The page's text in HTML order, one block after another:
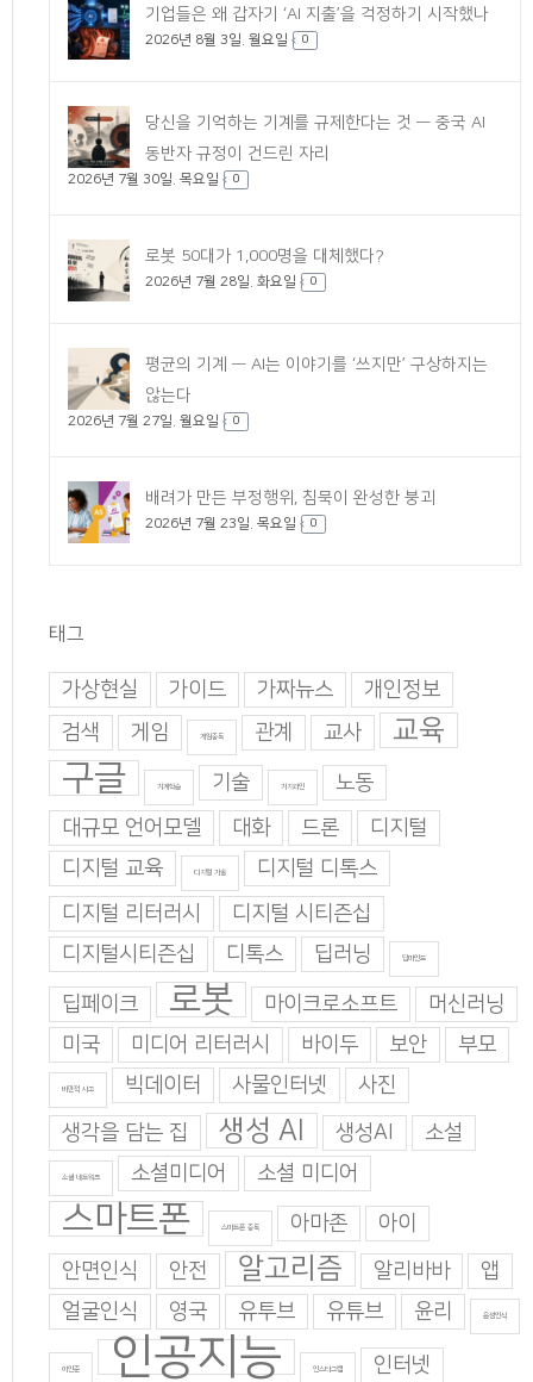
기업들은 왜 갑자기 ‘AI 지출’을 걱정하기 시작했나
2026년 8월 3일. 월요일 0
당신을 기억하는 기계를 규제한다는 것 — 중국 AI
동반자 규정이 건드린 자리
2026년 7월 30일. 목요일 0
로봇 50대가 1,000명을 대체했다?
2026년 7월 28일. 화요일 0
평균의 기계 — AI는 이야기를 ‘쓰지만’ 구상하지는
않는다
2026년 7월 27일. 월요일 0
배려가 만든 부정행위, 침묵이 완성한 붕괴
2026년 7월 23일. 목요일 0
태그
가상현실 가이드 가짜뉴스
개인정보
검색
게임 게임중독 관계 교사 교육
구글 기계학습 기술 기지과인
노동
대규모 언어모델
대화 드론
디지털
디지털 교육
디지털 기술
디지털 디톡스
디지털 리터러시
디지털 시티즌십
디지털시티즌십
디톡스 딥러닝 딥마인드
딥페이크 로봇 마이크로소프트
머신러닝
미국
미디어 리터러시 바이두 보안 부모
비판적 사고 빅데이터 사물인터넷
사진
생각을 담는 집
생성 AI 생성AI 소설
소셜 네트워크 소셜미디어 소셜 미디어
스마트폰 스마트폰 중독 아마존
아이
안면인식
안전 알고리즘 알리바바
앱
얼굴인식
영국 유투브 유튜브 윤리 음성인식
이인준 인공지능 인스타그램 인터넷